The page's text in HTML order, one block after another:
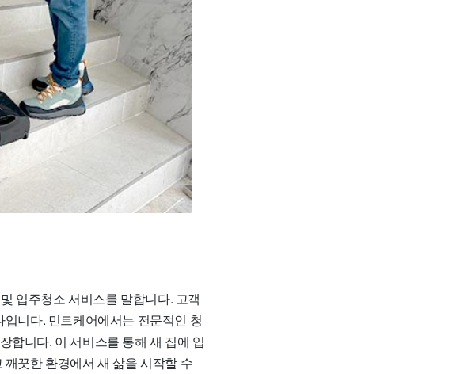
입주청소 서비스를 말합니다. 고객
니다. 민트케어에서는 전문적인 청
합니다. 이 서비스를 통해 새 집에 입
끗한 환경에서 새 삶을 시작할 수